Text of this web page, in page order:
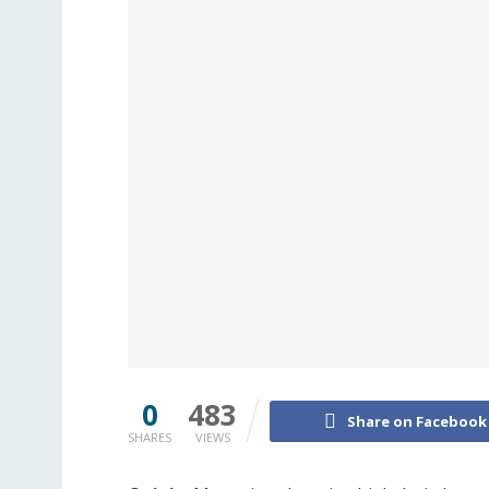
0
SHARES
483
VIEWS
Share on Facebook